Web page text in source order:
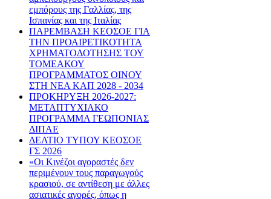
εμπόρους της Γαλλίας, της
Ισπανίας και της Ιταλίας
ΠΑΡΕΜΒΑΣΗ ΚΕΟΣΟΕ ΓΙΑ
ΤΗΝ ΠΡΟΑΙΡΕΤΙΚΟΤΗΤΑ
ΧΡΗΜΑΤΟΔΟΤΗΣΗΣ ΤΟΥ
ΤΟΜΕΑΚΟΥ
ΠΡΟΓΡΑΜΜΑΤΟΣ ΟΙΝΟΥ
ΣΤΗ ΝΕΑ ΚΑΠ 2028 - 2034
ΠΡΟΚΗΡΥΞΗ 2026-2027:
ΜΕΤΑΠΤΥΧΙΑΚΟ
ΠΡΟΓΡΑΜΜΑ ΓΕΩΠΟΝΙΑΣ
ΔΙΠΑΕ
ΔΕΛΤΙΟ ΤΥΠΟΥ ΚΕΟΣΟΕ
ΓΣ 2026
«Οι Κινέζοι αγοραστές δεν
περιμένουν τους παραγωγούς
κρασιού, σε αντίθεση με άλλες
ασιατικές αγορές, όπως η